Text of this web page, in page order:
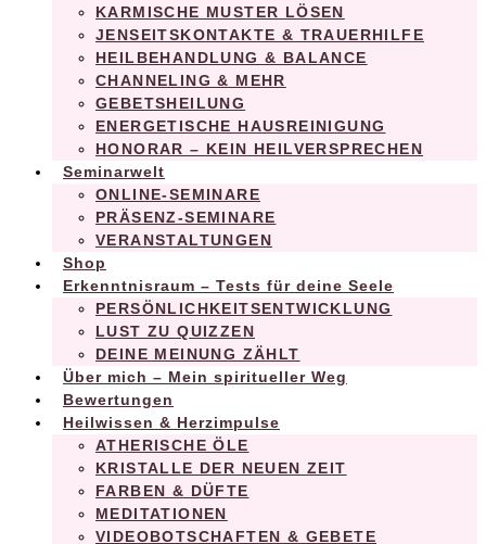
KARMISCHE MUSTER LÖSEN
JENSEITSKONTAKTE & TRAUERHILFE
HEILBEHANDLUNG & BALANCE
CHANNELING & MEHR
GEBETSHEILUNG
ENERGETISCHE HAUSREINIGUNG
HONORAR – KEIN HEILVERSPRECHEN
Seminarwelt
ONLINE-SEMINARE
PRÄSENZ-SEMINARE
VERANSTALTUNGEN
Shop
Erkenntnisraum – Tests für deine Seele
PERSÖNLICHKEITSENTWICKLUNG
LUST ZU QUIZZEN
DEINE MEINUNG ZÄHLT
Über mich – Mein spiritueller Weg
Bewertungen
Heilwissen & Herzimpulse
ATHERISCHE ÖLE
KRISTALLE DER NEUEN ZEIT
FARBEN & DÜFTE
MEDITATIONEN
VIDEOBOTSCHAFTEN & GEBETE